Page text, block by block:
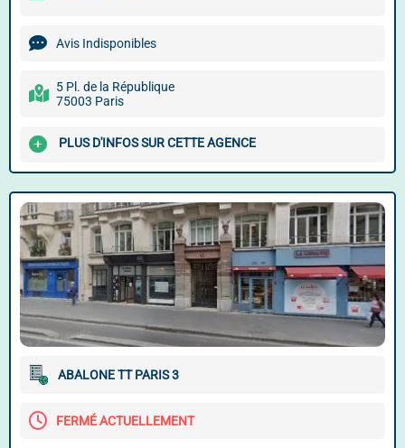
Avis Indisponibles
5 Pl. de la République
75003 Paris
PLUS D'INFOS SUR CETTE AGENCE
ABALONE TT PARIS 3
FERMÉ ACTUELLEMENT